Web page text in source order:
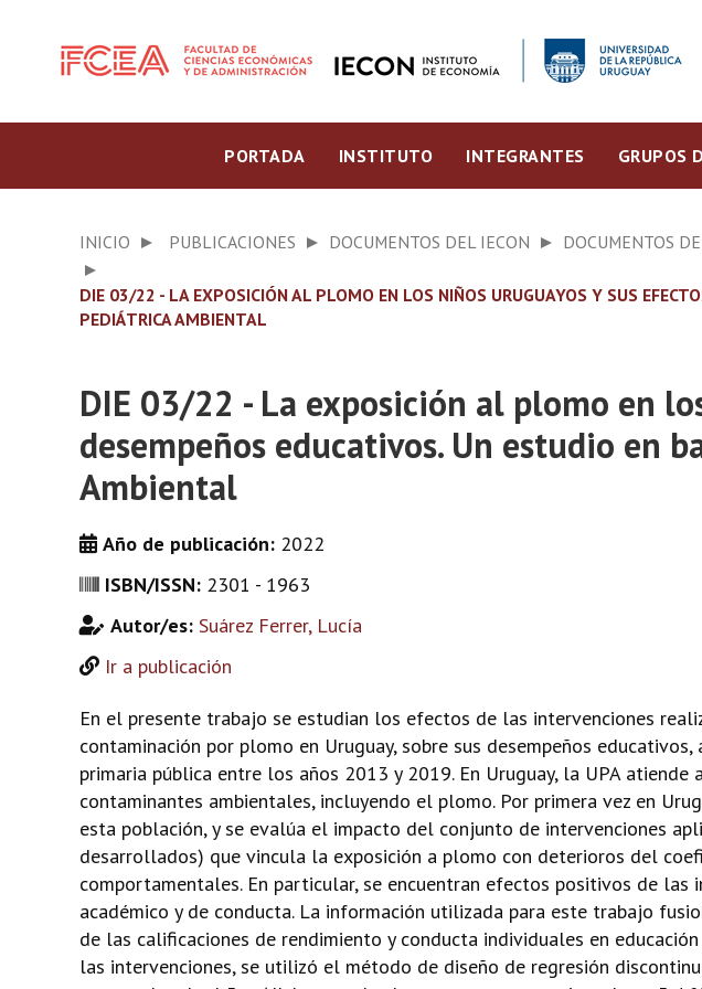
PORTADA INSTITUTO INTEGRANTES GRUPOS
INICIO PUBLICACIONES DOCUMENTOS DEL IECON DOCUMENTOS
DIE 03/22 - LA EXPOSICIÓN AL PLOMO EN LOS NIÑOS URUGUAYOS Y SUS
PEDIÁTRICA AMBIENTAL
DIE 03/22 - La exposición al plomo en
desempeños educativos. Un estudio en
Ambiental
Año de publicación: 2022
ISBN/ISSN: 2301 - 1963
Autor/es: Suárez Ferrer, Lucía
Ir a publicación
En el presente trabajo se estudian los efectos de las intervenciones
contaminación por plomo en Uruguay, sobre sus desempeños
primaria pública entre los años 2013 y 2019. En Uruguay, la UPA
contaminantes ambientales, incluyendo el plomo. Por primera vez en
esta población, y se evalúa el impacto del conjunto de intervenciones
desarrollados) que vincula la exposición a plomo con deterioros del
comportamentales. En particular, se encuentran efectos positivos de
académico y de conducta. La información utilizada para este trabajo
de las calificaciones de rendimiento y conducta individuales en
las intervenciones, se utilizó el método de diseño de regresión